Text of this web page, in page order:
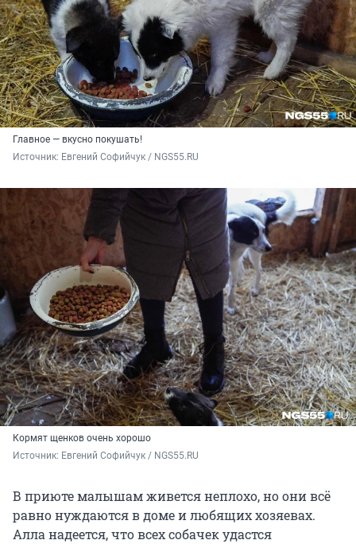
Главное — вкусно покушать!
Источник: Евгений Софийчук / NGS55.RU
Кормят щенков очень хорошо
Источник: Евгений Софийчук / NGS55.RU
В приюте малышам живется неплохо, но они всё
равно нуждаются в доме и любящих хозяевах.
Алла надеется, что всех собачек удастся